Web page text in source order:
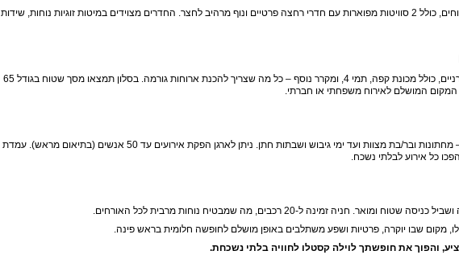
וילה קסטלו כוללת 6 חדרי שינה מרווחים, כולל 2 סוויטות מפוארות עם חדרי רחצה פרטיים ונוף מרהיב לחצר. החדרים מצוידים במיטות זוגיות נוחות, שידות
המטבח מצויד במכשירי חשמל מודרניים, כולל מכונת קפה, תמי 4, ומקרר נוסף – כל מה שצריך להכנת ארוחות גורמה. בסלון תמצאו מסך שטוח בגודל 65
הוילה מתאימה לכל סוגי האירועים – מחתונות ובר/בת מצוות ועד ימי גיבוש ושבתות חתן. ניתן לארגן הפקת אירועים עד 50 אנשים (בתיאום מראש). עמדת
חניה זמינה ל-20 רכבים, מה שמבטיח נוחות מרבית לכל האורחים.
מקום שבו יוקרה, פרטיות ושפע משתלבים באופן מושלם לחופשה חלומית בראש פינה.
והפוך את חופשתך לוילה קסטלו לחוויה בלתי נשכחת.